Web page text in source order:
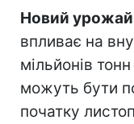
Новий
впливає на
мільйонів
можуть бути
початку